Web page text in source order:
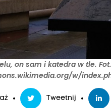
on sam i katedra w tle.
w/
Tweetnij